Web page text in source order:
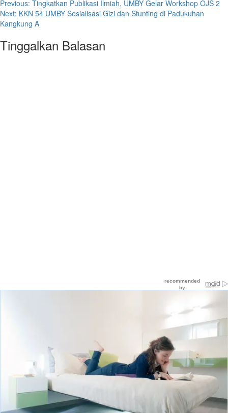
Post
navigation
Previous: Tingkatkan Publikasi Ilmiah, UMBY Gelar Workshop OJS 2
Next: KKN 54 UMBY Sosialisasi Gizi dan Stunting di Padukuhan
Kangkung A
Tinggalkan Balasan